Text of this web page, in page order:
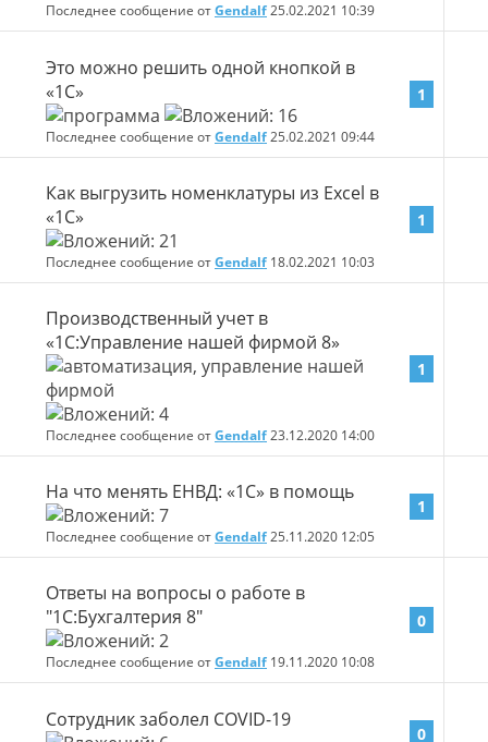
Последнее сообщение отGendalf25.02.2021 10:39
Это можно решить одной кнопкой в
«1С»
Последнее сообщение отGendalf25.02.2021 09:44
1
Как выгрузить номенклатуры из Excel в
«1С»
Последнее сообщение отGendalf 18.02.2021 10:03
1
Производственный учет в
«1С:Управление нашей фирмой 8»
Последнее сообщение отGendalf23.12.2020 14:00
1
На что менять ЕНВД: «1С» в помощь
Последнее сообщение отGendalf25.11.2020 12:05
1
Ответы на вопросы о работе в
"1С:Бухгалтерия 8"
Последнее сообщение отGendalf 19.11.2020 10:08
0
Сотрудник заболел COVID-19
0